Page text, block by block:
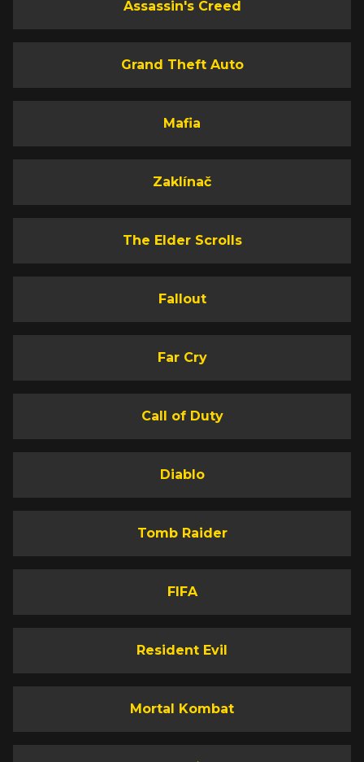
Assassin's Creed
Grand Theft Auto
Mafia
Zaklínač
The Elder Scrolls
Fallout
Far Cry
Call of Duty
Diablo
Tomb Raider
FIFA
Resident Evil
Mortal Kombat